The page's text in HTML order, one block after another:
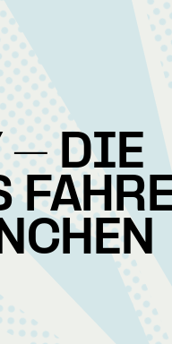
– DIE